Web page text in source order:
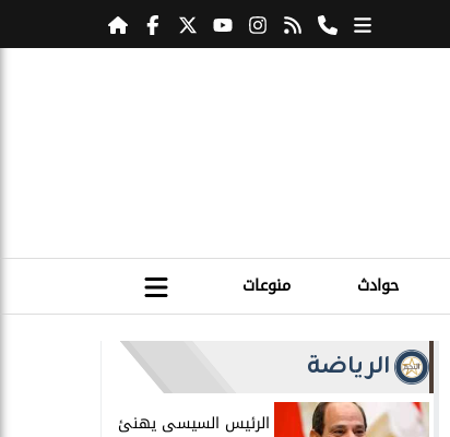
حوادث منوعات
الرياضة
الرئيس السيسى يهنئ